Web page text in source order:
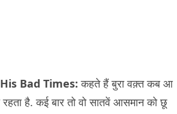
Bad Times: कहते हैं बुरा वक़्त कब आ
रहता है. कई बार तो वो सातवें आसमान को छू